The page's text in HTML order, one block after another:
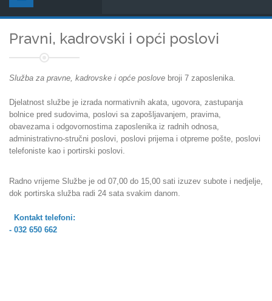
Pravni, kadrovski i opći poslovi
Služba za pravne, kadrovske i opće poslove broji 7 zaposlenika.
Djelatnost službe je izrada normativnih akata, ugovora, zastupanja
bolnice pred sudovima, poslovi sa zapošljavanjem, pravima,
obavezama i odgovornostima zaposlenika iz radnih odnosa,
administrativno-stručni poslovi, poslovi prijema i otpreme pošte, poslovi
telefoniste kao i portirski poslovi.
Radno vrijeme Službe je od 07,00 do 15,00 sati izuzev subote i nedjelje,
dok portirska služba radi 24 sata svakim danom.
Kontakt telefoni:
- 032 650 662